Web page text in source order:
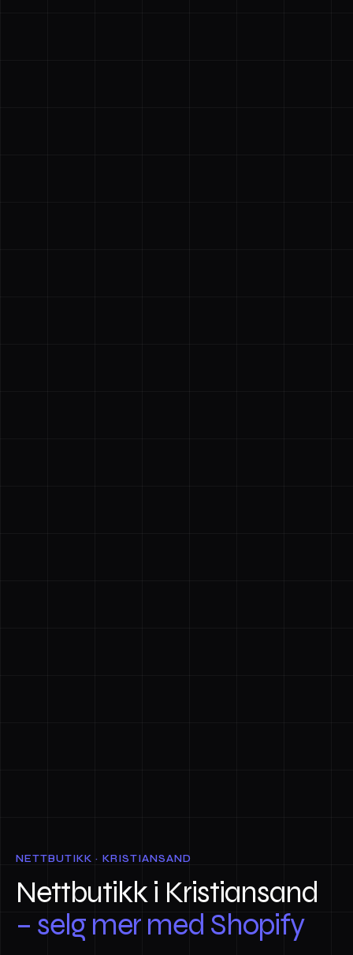
NETTBUTIKK · KRISTIANSAND
Nettbutikk i Kristiansand
– selg mer med Shopify